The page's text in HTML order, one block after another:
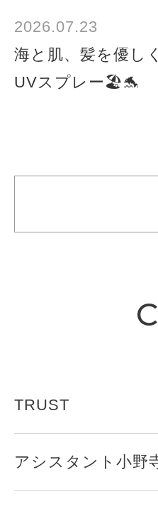
2026.07.23
海と肌、髪を優し
UVスプレー🏖️🐬
TRUST
アシスタント小野